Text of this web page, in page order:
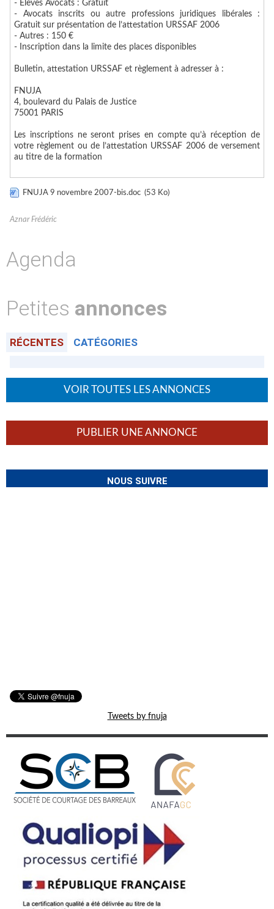
- Elèves Avocats : Gratuit
- Avocats inscrits ou autre professions juridiques libérales :
Gratuit sur présentation de l’attestation URSSAF 2006
- Autres : 150 €
- Inscription dans la limite des places disponibles
Bulletin, attestation URSSAF et règlement à adresser à :
FNUJA
4, boulevard du Palais de Justice
75001 PARIS
Les inscriptions ne seront prises en compte qu’à réception de
votre règlement ou de l’attestation URSSAF 2006 de versement
au titre de la formation
FNUJA 9 novembre 2007-bis.doc (53 Ko)
Aznar Frédéric
Agenda
Petites annonces
RÉCENTES CATÉGORIES
VOIR TOUTES LES ANNONCES
PUBLIER UNE ANNONCE
NOUS SUIVRE
Tweets by fnuja